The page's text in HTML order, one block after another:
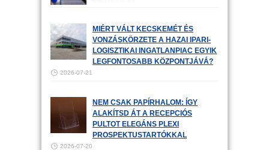
MIÉRT VÁLT KECSKEMÉT ÉS
VONZÁSKÖRZETE A HAZAI IPARI-
LOGISZTIKAI INGATLANPIAC EGYIK
LEGFONTOSABB KÖZPONTJÁVÁ?
2026-07-21
NEM CSAK PAPÍRHALOM: ÍGY
ALAKÍTSD ÁT A RECEPCIÓS
PULTOT ELEGÁNS PLEXI
PROSPEKTUSTARTÓKKAL
2026-07-20